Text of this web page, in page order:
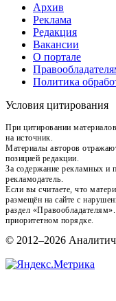
Архив
Реклама
Редакция
Вакансии
О портале
Политика
Условия цитирования
При цитировании
на источник.
Материалы авторов
позицией редакции.
За содержание рекламных и
рекламодатель.
Если вы считаете, что
размещён на сайте с
раздел
приоритетном порядке.
© 2012–2026